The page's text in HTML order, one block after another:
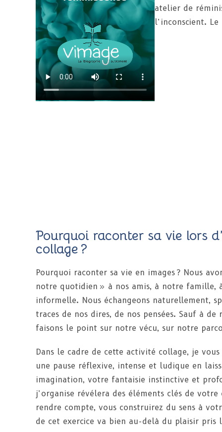
atelier de
l’inconscient.
Pourquoi raconter sa vie lors
collage ?
Pourquoi raconter sa vie en images ? Nous
notre quotidien » à nos amis, à notre famille,
informelle. Nous échangeons naturellement,
traces de nos dires, de nos pensées. Sauf à de
faisons le point sur notre vécu, sur notre
Dans le cadre de cette activité collage, je
une pause réflexive, intense et ludique en
imagination, votre fantaisie instinctive et
j’organise révélera des éléments clés de votre
rendre compte, vous construirez du sens à
de cet exercice va bien au-delà du plaisir